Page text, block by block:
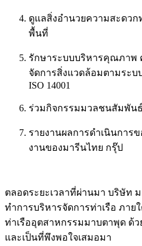
ดูแลสิ่งอำนวยความสะดวก
พื้นที่
รักษาระบบบริหารคุณภาพ
จัดการสิ่งแวดล้อมตามระบบ
ISO 14001
ร่วมกิจกรรมมวลชนสัมพันธ์
รายงานผลการดำเนินการ
งานของมารีนไทย กรุ๊ป
ตลอดระยะเวลาที่ผ่านมา บริษัท
ทำการบริหารจัดการท่าเรือ ภา
ท่าเรืออุตสาหกรรมมาบตาพุด ด้
และเป็นที่พึงพอใจเสมอมา